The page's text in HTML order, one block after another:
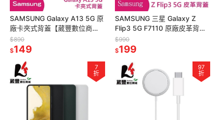
SAMSUNG Galaxy A13 5G 原
廠卡夾式背蓋【葳豐數位商
城】
$890
$149
SAMSUNG 三星 Galaxy Z
Flip3 5G F7110 原廠皮革背蓋
【葳豐數位商城】
$990
$199
7
折
97
折